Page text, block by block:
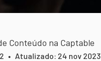
Conteúdo na Captable
• Atualizado: 24 nov 2023